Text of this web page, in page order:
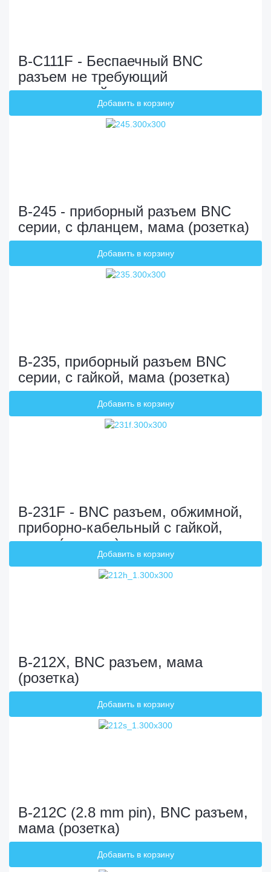
B-C111F - Беспаечный BNC
разъем не требующий
специальный инструментов для
монтажа на кабель. Папа (вилка)
B-245 - приборный разъем BNC
серии, с фланцем, мама (розетка)
B-235, приборный разъем BNC
серии, с гайкой, мама (розетка)
B-231F - BNC разъем, обжимной,
приборно-кабельный с гайкой,
мама (розетка)
B-212X, BNC разъем, мама
(розетка)
B-212C (2.8 mm pin), BNC разъем,
мама (розетка)